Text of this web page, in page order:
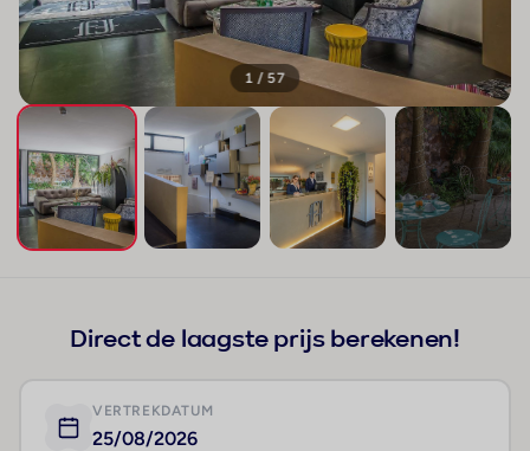
1 / 57
Direct de laagste prijs berekenen!
VERTREKDATUM
25/08/2026